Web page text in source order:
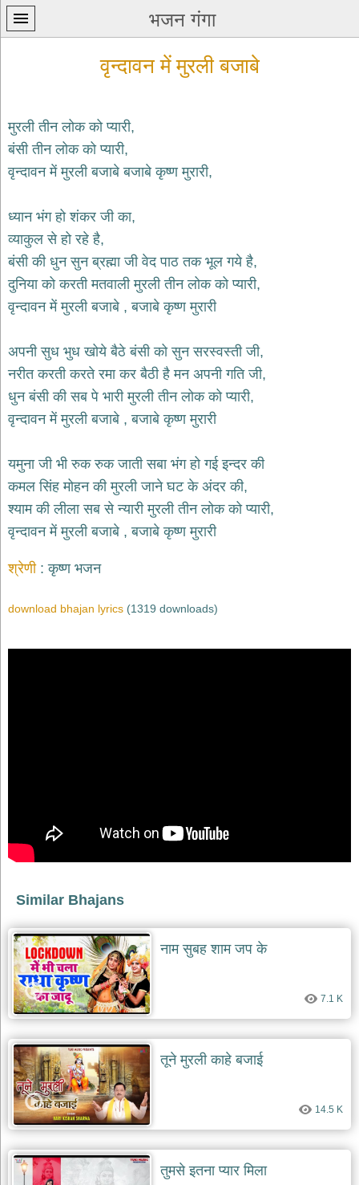
भजन गंगा
प्रथम
पन्ना
कृष्ण
भजन
krishna
bhajans
शिव
भजन
हनुमान
भजन
hanuman
bhajans
साईं
bhajans
जैन
भजन
jain
bhajans
दुर्गा
bhajans
भजन
विविध
भजन
भजन
vishnu
bhajans
बाबा
बालक
नाथ
भजन
baba
balak
nath
bhajans
देश
भक्ति
patriotic
bhajans
वृन्दावन में मुरली बजाबे
मुरली तीन लोक को प्यारी,
बंसी तीन लोक को प्यारी,
वृन्दावन में मुरली बजाबे बजाबे कृष्ण मुरारी,
ध्यान भंग हो शंकर जी का,
व्याकुल से हो रहे है,
बंसी की धुन सुन ब्रह्मा जी वेद पाठ तक भूल गये है,
दुनिया को करती मतवाली मुरली तीन लोक को प्यारी,
वृन्दावन में मुरली बजाबे , बजाबे कृष्ण मुरारी
अपनी सुध भुध खोये बैठे बंसी को सुन सरस्वस्ती जी,
नरीत करती करते रमा कर बैठी है मन अपनी गति जी,
धुन बंसी की सब पे भारी मुरली तीन लोक को प्यारी,
वृन्दावन में मुरली बजाबे , बजाबे कृष्ण मुरारी
यमुना जी भी रुक रुक जाती सबा भंग हो गई इन्दर की
कमल सिंह मोहन की मुरली जाने घट के अंदर की,
श्याम की लीला सब से न्यारी मुरली तीन लोक को प्यारी,
वृन्दावन में मुरली बजाबे , बजाबे कृष्ण मुरारी
श्रेणी कृष्ण भजन
download bhajan lyrics (1319 downloads)
Similar Bhajans
नाम सुबह शाम जप के
7.1 K
तूने मुरली काहे बजाई
14.5 K
तुमसे इतना प्यार मिला